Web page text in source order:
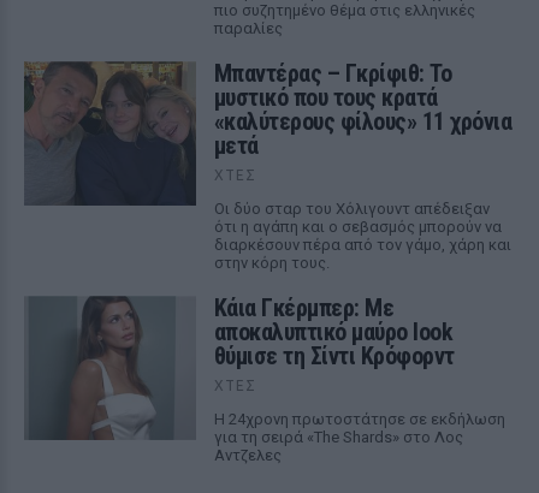
πιο συζητημένο θέμα στις ελληνικές
παραλίες
Μπαντέρας – Γκρίφιθ: Το
μυστικό που τους κρατά
«καλύτερους φίλους» 11 χρόνια
μετά
ΧΤΕΣ
Οι δύο σταρ του Χόλιγουντ απέδειξαν
ότι η αγάπη και ο σεβασμός μπορούν να
διαρκέσουν πέρα από τον γάμο, χάρη και
στην κόρη τους.
Κάια Γκέρμπερ: Με
αποκαλυπτικό μαύρο look
θύμισε τη Σίντι Κρόφορντ
ΧΤΕΣ
Η 24χρονη πρωτοστάτησε σε εκδήλωση
για τη σειρά «The Shards» στο Λος
Αντζελες